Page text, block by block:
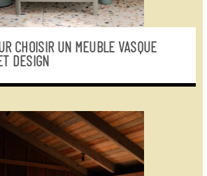
CHOISIR UN MEUBLE VASQUE
DESIGN